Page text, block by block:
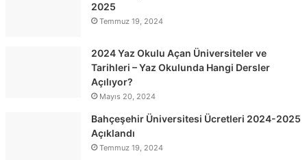
2025
Temmuz 19, 2024
2024 Yaz Okulu Açan Üniversiteler ve
Tarihleri – Yaz Okulunda Hangi Dersler
Açılıyor?
Mayıs 20, 2024
Bahçeşehir Üniversitesi Ücretleri 2024-2025
Açıklandı
Temmuz 19, 2024